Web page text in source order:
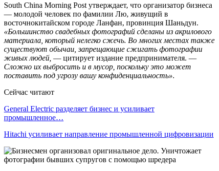
South China Morning Post утверждает, что организатор бизнеса
— молодой человек по фамилии Лю, живущий в
восточнокитайском городе Ланфан, провинция Шаньдун.
«Большинство свадебных фотографий сделаны из акрилового
материала, который нелегко сжечь. Во многих местах также
существуют обычаи, запрещающие сжигать фотографии
живых людей — цитирует издание предпринимателя. —
Сложно их выбросить и в мусор, поскольку это может
поставить под угрозу вашу конфиденциальность».
Сейчас читают
General Electric разделяет бизнес и усиливает
промышленное…
Hitachi усиливает направление промышленной цифровизации